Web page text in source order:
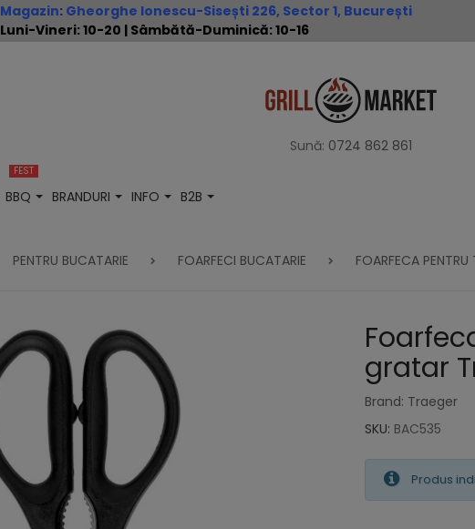
Magazin: Gheorghe Ionescu-Sisești 226, Sector 1, București
Luni-Vineri: 10-20 | Sâmbătă-Duminică: 10-16
Sună: 0724 862 861
BBQ
FEST
BRANDURI INFO
B2B
PENTRU BUCATARIE FOARFECI BUCATARIE FOARFECA
gratar
Brand: Traeger
SKU: BAC535
Produs